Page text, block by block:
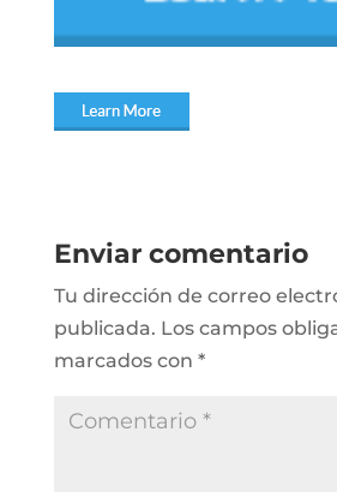
Enviar comentario
Tu dirección de correo
publicada. Los campos
marcados con *